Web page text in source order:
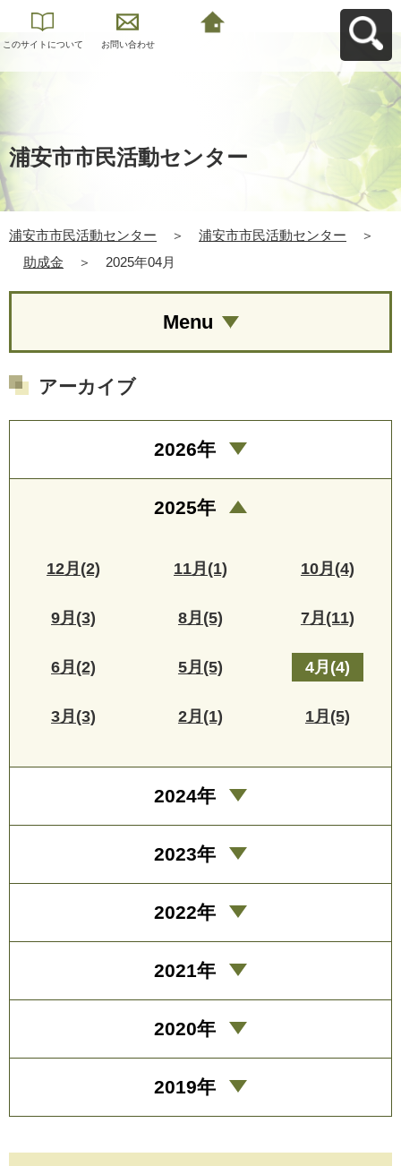
このサイトについて お問い合わせ
浦安市市民活動センター
浦安市市民活動センター ＞ 浦安市市民活動センター
＞
助成金
＞ 2025年04月
Menu
アーカイブ
2026年
2025年
12月(2) 11月(1) 10月(4)
9月(3) 8月(5) 7月(11)
6月(2) 5月(5) 4月(4)
3月(3) 2月(1) 1月(5)
2024年
2023年
2022年
2021年
2020年
2019年